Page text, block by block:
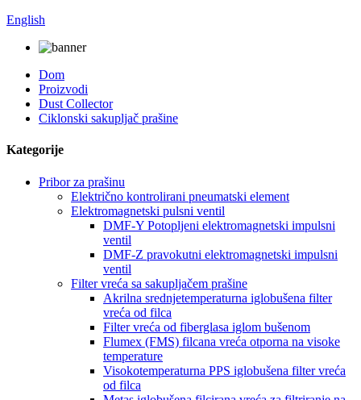
English
Dom
Proizvodi
Dust Collector
Ciklonski sakupljač prašine
Kategorije
Pribor za prašinu
Električno kontrolirani pneumatski element
Elektromagnetski pulsni ventil
DMF-Y Potopljeni elektromagnetski impulsni
ventil
DMF-Z pravokutni elektromagnetski impulsni
ventil
Filter vreća sa sakupljačem prašine
Akrilna srednjetemperaturna iglobušena filter
vreća od filca
Filter vreća od fiberglasa iglom bušenom
Flumex (FMS) filcana vreća otporna na visoke
temperature
Visokotemperaturna PPS iglobušena filter vreća
od filca